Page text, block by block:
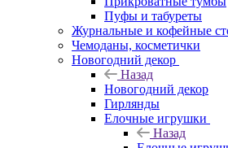
Пуфы и табуреты
Журнальные и кофейные
Чемоданы, косметички
Новогодний декор
Назад
Новогодний декор
Гирлянды
Елочные игрушки
Назад